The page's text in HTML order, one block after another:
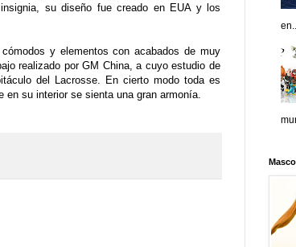
su diseño fue creado en EUA y los
y elementos con acabados de muy
realizado por GM China, a cuyo estudio de
del Lacrosse. En cierto modo toda es
su interior se sienta una gran armonía.